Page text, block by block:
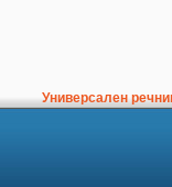
Универсален